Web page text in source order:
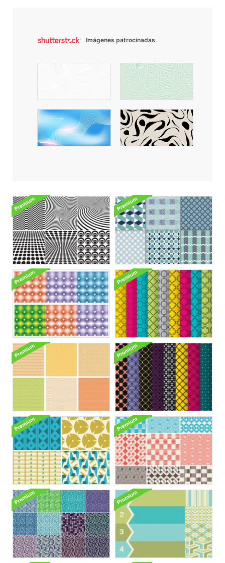
Imágenes patrocinadas